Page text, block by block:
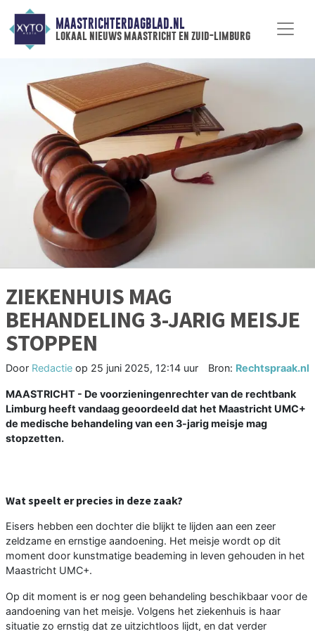
MAASTRICHTERDAGBLAD.NL
lokaal nieuws maastricht en zuid-limburg
ZIEKENHUIS MAG
BEHANDELING 3-JARIG MEISJE
STOPPEN
Door Redactie op 25 juni 2025, 12:14 uur Bron: Rechtspraak.nl
MAASTRICHT - De voorzieningenrechter van de rechtbank
Limburg heeft vandaag geoordeeld dat het Maastricht UMC+
de medische behandeling van een 3-jarig meisje mag
stopzetten.
Wat speelt er precies in deze zaak?
Eisers hebben een dochter die blijkt te lijden aan een zeer
zeldzame en ernstige aandoening. Het meisje wordt op dit
moment door kunstmatige beademing in leven gehouden in het
Maastricht UMC+.
Op dit moment is er nog geen behandeling beschikbaar voor de
aandoening van het meisje. Volgens het ziekenhuis is haar
situatie zo ernstig dat ze uitzichtloos lijdt, en dat verder